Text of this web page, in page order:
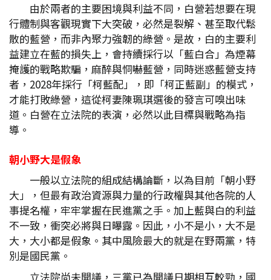
由於兩者的主要困境與利益不同，白營若想要在現
行體制與客觀現實下大突破，必然是裂解、甚至取代鬆
散的藍營，而非內聚力強韌的綠營。是故，白的主要利
益建立在藍的損失上，會持續採行以「藍白合」為煙幕
掩護的戰略欺騙，麻醉與恫嚇藍營，同時迷惑藍營支持
者，2028年採行「柯藍配」，即「柯正藍副」的模式，
才能打敗綠營，這從柯妻陳珮琪選後的發言可嗅出味
道。白營在立法院的表演，必然以此目標與戰略為指
導。
朝小野大是假象
一般以立法院的組成結構論斷，以為目前「朝小野
大」，但最有政治資源與力量的行政權與其他各院的人
事提名權，牢牢掌握在民進黨之手。加上藍與白的利益
不一致，衝突必將與日曝露。因此，小不是小，大不是
大，大小都是假象。其中風險最大的就是在野兩黨，特
別是國民黨。
立法院尚未開議，三黨已為開議日期相互較勁，國